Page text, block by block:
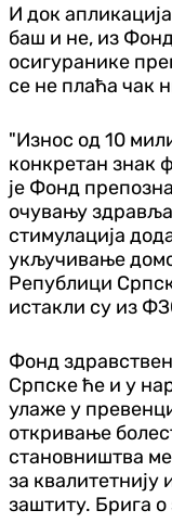
И док
баш и не, из
осигуранике
се не плаћа чак
"Износ од 10
конкретан знак
је Фонд
очувању
стимулација
укључивање
Републици
истакли су из
Фонд
Српске ће и у
улаже у
откривање
становништва
за квалитетнију
заштиту. Брига